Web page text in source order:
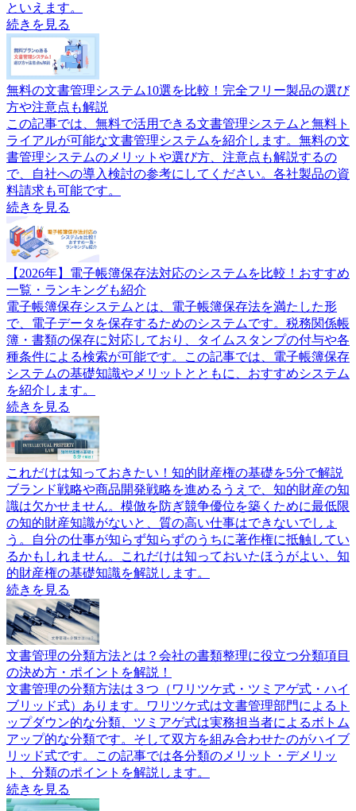
といえます。
続きを見る
無料の文書管理システム10選を比較！完全フリー製品の選び
方や注意点も解説
この記事では、無料で活用できる文書管理システムと無料ト
ライアルが可能な文書管理システムを紹介します。無料の文
書管理システムのメリットや選び方、注意点も解説するの
で、自社への導入検討の参考にしてください。各社製品の資
料請求も可能です。
続きを見る
【2026年】電子帳簿保存法対応のシステムを比較！おすすめ
一覧・ランキングも紹介
電子帳簿保存システムとは、電子帳簿保存法を満たした形
で、電子データを保存するためのシステムです。税務関係帳
簿・書類の保存に対応しており、タイムスタンプの付与や各
種条件による検索が可能です。この記事では、電子帳簿保存
システムの基礎知識やメリットとともに、おすすめシステム
を紹介します。
続きを見る
これだけは知っておきたい！知的財産権の基礎を5分で解説
ブランド戦略や商品開発戦略を進めるうえで、知的財産の知
識は欠かせません。模倣を防ぎ競争優位を築くために最低限
の知的財産知識がないと、質の高い仕事はできないでしょ
う。自分の仕事が知らず知らずのうちに著作権に抵触してい
るかもしれません。これだけは知っておいたほうがよい、知
的財産権の基礎知識を解説します。
続きを見る
文書管理の分類方法とは？会社の書類整理に役立つ分類項目
の決め方・ポイントを解説！
文書管理の分類方法は３つ（ワリツケ式・ツミアゲ式・ハイ
ブリッド式）あります。ワリツケ式は文書管理部門によるト
ップダウン的な分類、ツミアゲ式は実務担当者によるボトム
アップ的な分類です。そして双方を組み合わせたのがハイブ
リッド式です。この記事では各分類のメリット・デメリッ
ト、分類のポイントを解説します。
続きを見る